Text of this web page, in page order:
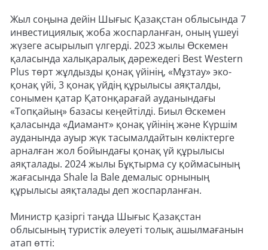
Жыл соңына дейін Шығыс Қазақстан облысында 7
инвестициялық жоба жоспарланған, оның үшеуі
жүзеге асырылып үлгерді. 2023 жылы Өскемен
қаласында халықаралық дәрежедегі Best Western
Plus төрт жұлдызды қонақ үйінің, «Мұзтау» эко-
қонақ үйі, 3 қонақ үйдің құрылысы аяқталды,
сонымен қатар Қатонқарағай ауданындағы
«Топқайың» базасы кеңейтілді. Биыл Өскемен
қаласында «Диамант» қонақ үйінің және Күршім
ауданында ауыр жүк тасымалдайтын көліктерге
арналған жол бойындағы қонақ үй құрылысы
аяқталады. 2024 жылы Бұқтырма су қоймасының
жағасында Shale la Bale демалыс орнының
құрылысы аяқталады деп жоспарланған.
Министр қазіргі таңда Шығыс Қазақстан
облысының туристік әлеуеті толық ашылмағанын
атап өтті: